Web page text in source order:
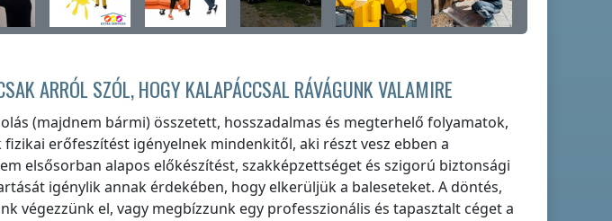
ARRÓL SZÓL, HOGY KALAPÁCCSAL RÁVÁGUNK VALAMIRE
(majdnem bármi) összetett, hosszadalmas és megterhelő folyamatok,
fizikai erőfeszítést igényelnek mindenkitől, aki részt vesz ebben a
elsősorban alapos előkészítést, szakképzettséget és szigorú biztonsági
igénylik annak érdekében, hogy elkerüljük a baleseteket. A döntés,
végezzünk el, vagy megbízzunk egy professzionális és tapasztalt céget a